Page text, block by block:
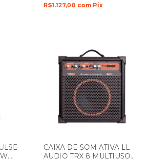
R$1.127,00 com Pix
CAIXA DE SOM ATIVA LL
AUDIO TRX 8 MULTIUSO